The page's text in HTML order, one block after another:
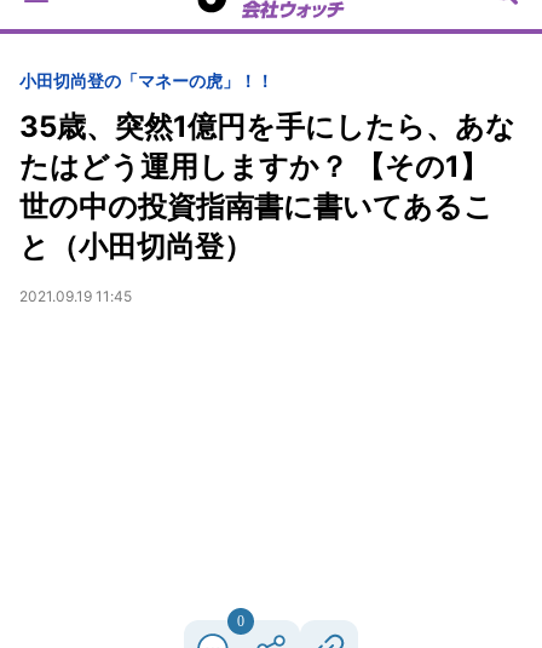
小田切尚登の「マネーの虎」！！
35歳、突然1億円を手にしたら、あな
たはどう運用しますか？ 【その1】
世の中の投資指南書に書いてあるこ
と（小田切尚登）
2021.09.19 11:45
0